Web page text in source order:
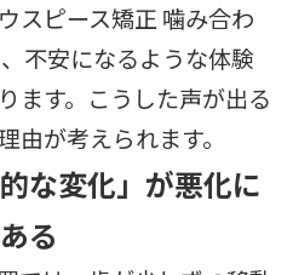
スピース矯正 噛み合わ
不安になるような体験
ます。こうした声が出る
由が考えられます。
な変化」が悪化に
る